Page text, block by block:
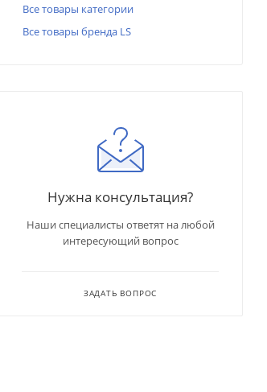
Все товары категории
Все товары бренда LS
Нужна консультация?
Наши специалисты ответят на любой
интересующий вопрос
ЗАДАТЬ ВОПРОС